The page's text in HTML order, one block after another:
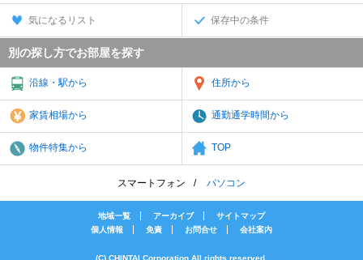
気になるリスト 保存中の条件
別の探し方でお部屋を探す
沿線・駅から 住所から
家賃相場から 通勤通学時間から
物件特集から TOP
スマートフォン パソコン
地域一覧 アーカイブ
サイトマップ
個人情報
免責 お問合せ 会社案内
(C) CHINTAI Corporation All rights reserved.